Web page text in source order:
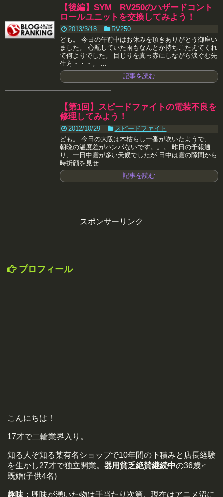
【後編】SYM RV250のハザードコント
ロールユニットを交換してみよう！
2013/3/18
RV250
ども。 今日の午前中はお休みを頂きありがとう御座い
ました。 心配していた雨もなんとか持ちこたえてくれ
て何よりでした。 目じりを真っ赤にしながら涙ぐむ先
生方・・・。 ...
記事を読む
【第1回】スピードファイトの電装不良を
修理してみよう！
2012/10/29
スピードファイト
ども。 今日の大阪は木枯らし一番が吹いたようで、
朝晩の温度差がハンパないです。。。 昨日の予報通
り、一日中雲が多い天候でしたが 日中は雲の隙間から
時折顔を見せ...
記事を読む
スポンサーリンク
プロフィール
こんにちは！
17才で二輪業界入り。
知る人ぞ知る某有名ショップで10年間の下積みと店長経験
を生かし27才で独立開業。 器用貧乏絶賛継続中の36歳♂
既婚(子供4名)
趣味： 興味が湧いた物は手当たり次第。現在はアニメ沼に